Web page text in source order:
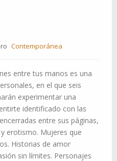
Contemporánea
entre tus manos es una
en el que seis
experimentar una
identificado con las
entre sus páginas,
erotismo. Mujeres que
Historias de amor
sin límites. Personajes